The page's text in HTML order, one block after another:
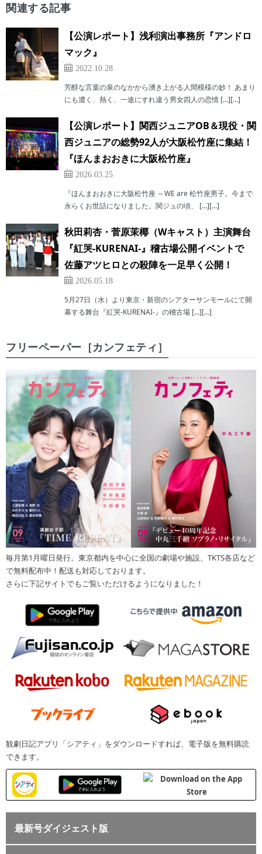
関連する記事
【公演レポート】浅利演出事務所『アンドロ
マック』
2022.10.28
芳醇な言葉の泉のなかから湧き上がる人間模様の妙！ あまり
にも濃く、熱く、一途にすれ違う男女四人の恋情 […][…]
【公演レポート】関西ジュニアOB＆現役・関
西ジュニアの総勢92人が大阪松竹座に集結！
『ほんまおおきに大阪松竹座』
2026.03.25
『ほんまおおきに大阪松竹座 ～WE are 松竹座男子。今まで
永らくお世話になりました。関ジュの頃、 […][…]
秋田莉杏・菅原茉椰（Wキャスト）主演舞台
『紅哭-KURENAI-』稽古場公開イベントで
佐藤アツヒロとの殺陣を一足早く公開！
2026.05.18
5月27日（水）より東京・新宿のシアターサンモールにて開
幕する舞台『紅哭-KURENAI-』の稽古場 […][…]
フリーペーパー［カンフェティ］
毎月第1月曜日発行。東京都内を中心に全国の劇場や施設、TKTS各店など
で無料配布中！配送も対応しております。
さらに下記サイトでもご覧いただけるようになりました！
観劇日記アプリ「シアティ」をダウンロードすれば、電子版を無料購読
できます。
最新号ダイジェスト版